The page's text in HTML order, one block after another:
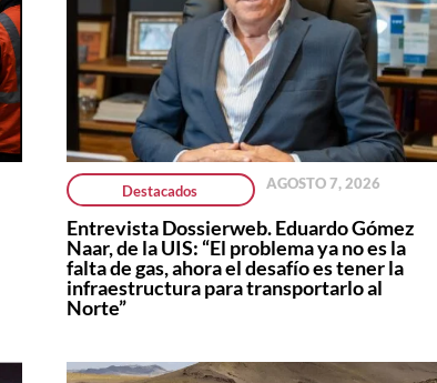
Destacados AGOSTO 7, 2026
Entrevista Dossierweb. Eduardo Gómez
Naar, de la UIS: “El problema ya no es la
falta de gas, ahora el desafío es tener la
infraestructura para transportarlo al
Norte”